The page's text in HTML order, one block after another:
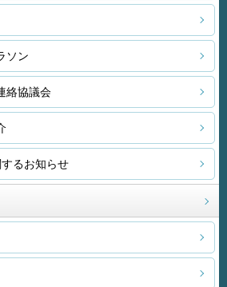
ソン
絡協議会
するお知らせ